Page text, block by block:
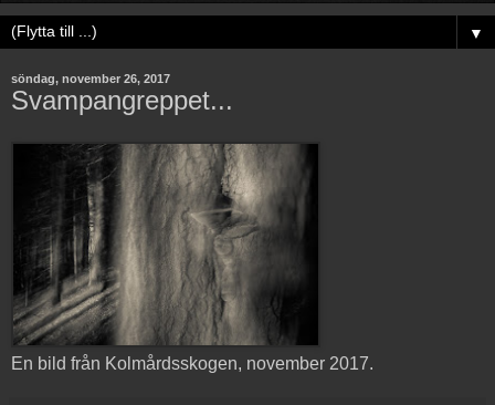
▼
söndag, november 26, 2017
Svampangreppet...
En bild från Kolmårdsskogen, november 2017.